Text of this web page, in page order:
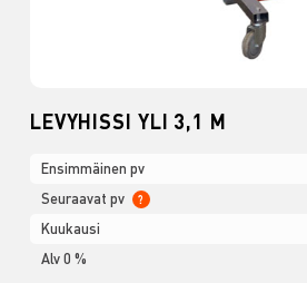
LEVYHISSI YLI 3,1 M
Ensimmäinen pv
Seuraavat pv ?
Kuukausi
Alv 0 %